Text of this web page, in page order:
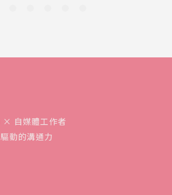
× 自媒體工作者
動的溝通力